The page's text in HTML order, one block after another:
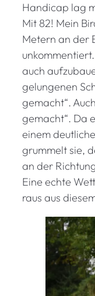
Handicap lag
Mit 82! Mein
Metern an der
auch
gelungenen
gemacht“.
gemacht“. Da
einem
grummelt sie,
an der
Eine echte
raus aus